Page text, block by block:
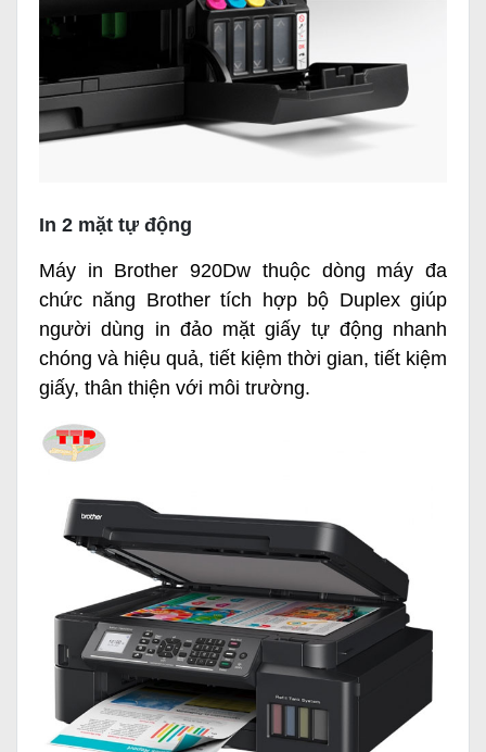
In 2 mặt tự động
Máy in Brother 920Dw thuộc dòng máy đa
chức năng Brother tích hợp bộ Duplex giúp
người dùng in đảo mặt giấy tự động nhanh
chóng và hiệu quả, tiết kiệm thời gian, tiết kiệm
giấy, thân thiện với môi trường.